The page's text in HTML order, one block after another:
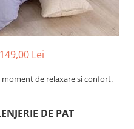
149,00 Lei
de relaxare si confort.
DE PAT